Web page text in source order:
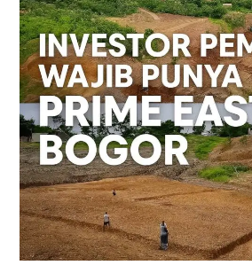
Bogor
|
SHM
Jalur
Puncak
2